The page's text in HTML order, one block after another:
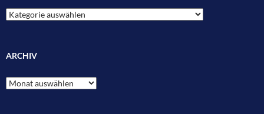
Kategorien
ARCHIV
Archiv